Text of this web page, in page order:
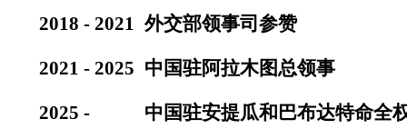
2018 - 2021 外交部领事司 参赞
2021 - 2025 中国驻阿拉木图总领事
2025 - 中国驻安提瓜和巴布达特命全